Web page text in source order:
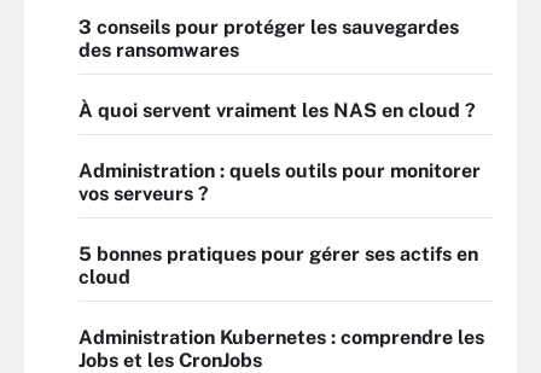
3 conseils pour protéger les sauvegardes
des ransomwares
À quoi servent vraiment les NAS en cloud ?
Administration : quels outils pour monitorer
vos serveurs ?
5 bonnes pratiques pour gérer ses actifs en
cloud
Administration Kubernetes : comprendre les
Jobs et les CronJobs